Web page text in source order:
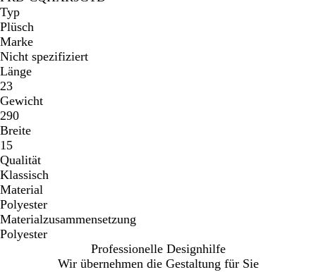
Typ
Plüsch
Marke
Nicht spezifiziert
Länge
23
Gewicht
290
Breite
15
Qualität
Klassisch
Material
Polyester
Materialzusammensetzung
Polyester
Professionelle Designhilfe
Wir übernehmen die Gestaltung für Sie